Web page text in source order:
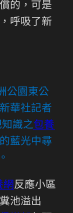
的，可是
，呼吸了新
公園東公
華社記者
識之包養
藍光中尋
網反應小區
池溢出